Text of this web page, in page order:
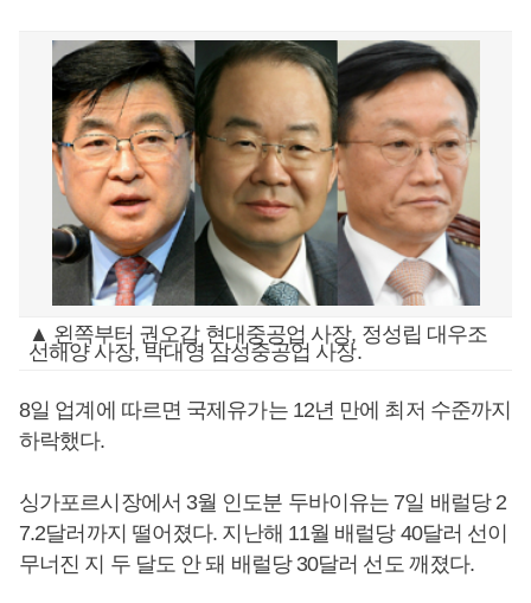
▲ 왼쪽부터 권오갑 현대중공업 사장, 정성립 대우조
선해양 사장, 박대영 삼성중공업 사장.
8일 업계에 따르면 국제유가는 12년 만에 최저 수준까지
하락했다.
싱가포르시장에서 3월 인도분 두바이유는 7일 배럴당 2
7.2달러까지 떨어졌다. 지난해 11월 배럴당 40달러 선이
무너진 지 두 달도 안 돼 배럴당 30달러 선도 깨졌다.